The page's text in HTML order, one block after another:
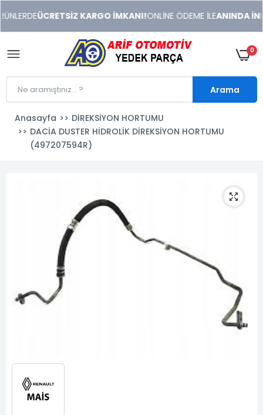
xonusu
veren
sitolar
ÜCRETSİZ KARGO İMKANI!ONLİNE ÖDEME İLEANINDA
0
Arama
Anasayfa
DİREKSİYON HORTUMU
DACİA DUSTER HİDROLİK DİREKSİYON HORTUMU
(497207594R)